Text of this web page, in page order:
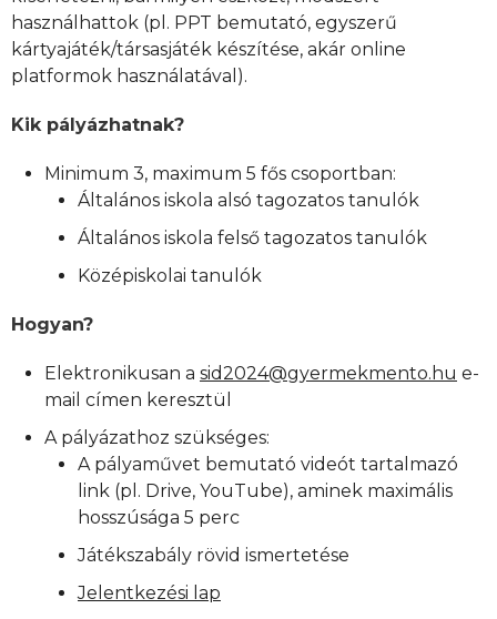
használhattok (pl. PPT bemutató, egyszerű
kártyajáték/társasjáték készítése, akár online
platformok használatával).
Kik pályázhatnak?
Minimum 3, maximum 5 fős csoportban:
Általános iskola alsó tagozatos tanulók
Általános iskola felső tagozatos tanulók
Középiskolai tanulók
Hogyan?
Elektronikusan a sid2024@gyermekmento.hu e-
mail címen keresztül
A pályázathoz szükséges:
A pályaművet bemutató videót tartalmazó
link (pl. Drive, YouTube), aminek maximális
hosszúsága 5 perc
Játékszabály rövid ismertetése
Jelentkezési lap